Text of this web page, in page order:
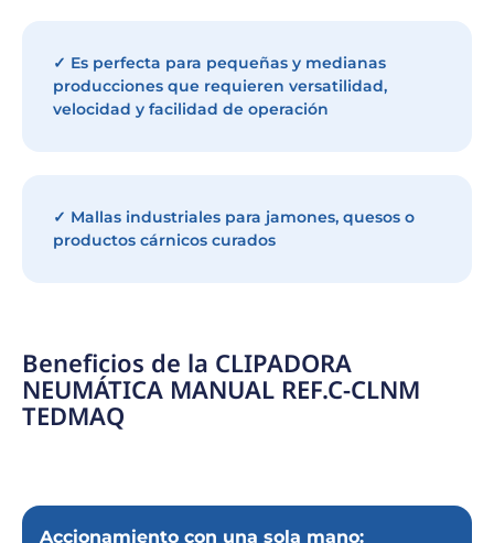
✓ Es perfecta para pequeñas y medianas
producciones que requieren versatilidad,
velocidad y facilidad de operación
✓ Mallas industriales para jamones, quesos o
productos cárnicos curados
Beneficios de la CLIPADORA
NEUMÁTICA MANUAL REF.C-CLNM
TEDMAQ
Accionamiento con una sola mano: